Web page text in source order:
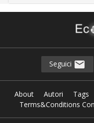
Seguici
About Autori Tags
Terms&Conditions